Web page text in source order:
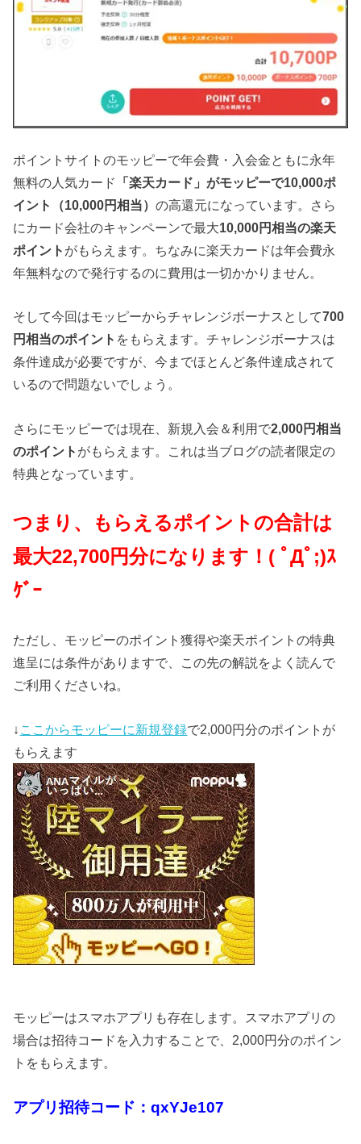
ポイントサイトのモッピーで年会費・入会金ともに永年
無料の人気カード
「楽天カード」がモッピーで10,000ポ
イント（10,000円相当）の高還元になっています。さら
にカード会社のキャンペーンで最大10,000円相当の楽天
ポイント がもらえます。ちなみに楽天カードは年会費永
年無料なので発行するのに費用は一切かかりません。
そして今回はモッピーからチャレンジボーナスとして700
円相当のポイント をもらえます。チャレンジボーナスは
条件達成が必要ですが、今までほとんど条件達成されて
いるので問題ないでしょう。
さらにモッピーでは現在、新規入会＆利用で2,000円相当
のポイント がもらえます。これは当ブログの読者限定の
特典となっています。
つまり、もらえるポイントの合計は
最大22,700円分になります！( ﾟДﾟ;)ｽ
ｹﾞｰ
ただし、モッピーのポイント獲得や楽天ポイントの特典
進呈には条件がありますで、この先の解説をよく読んで
ご利用くださいね。
↓ ここからモッピーに新規登録で2,000円分のポイントが
もらえます
モッピーはスマホアプリも存在します。スマホアプリの
場合は招待コードを入力することで、2,000円分のポイン
トをもらえます。
アプリ招待コード：qxYJe107